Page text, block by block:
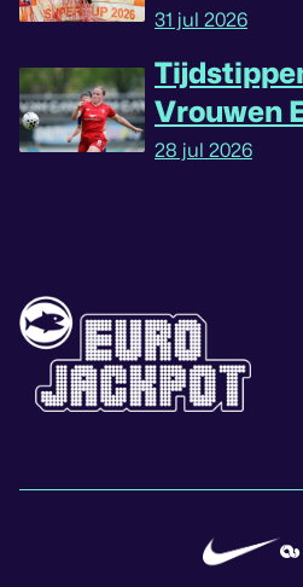
31 jul 2026
Vrouwen
28 jul 2026